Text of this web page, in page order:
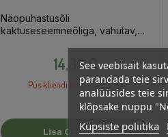
Näopuhastusõli
kaktuseseemneõliga, vahutav,
14,08 €
Püsikliendi hind :13.37 €
Lisa Ostukorvi
See veebisait
parandada teie
analüüsides teie
klõpsake nuppu
Küpsiste poliitika